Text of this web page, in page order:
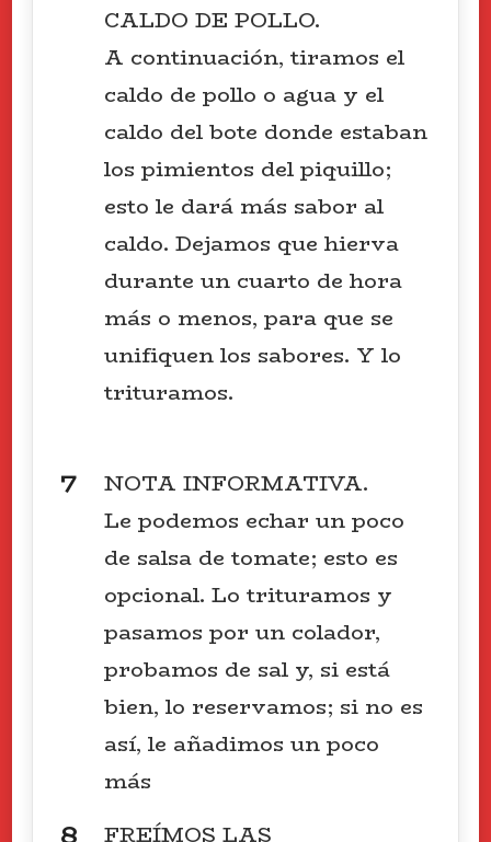
CALDO DE POLLO.
A continuación, tiramos el
caldo de pollo o agua y el
caldo del bote donde estaban
los pimientos del piquillo;
esto le dará más sabor al
caldo. Dejamos que hierva
durante un cuarto de hora
más o menos, para que se
unifiquen los sabores. Y lo
trituramos.
NOTA INFORMATIVA.
Le podemos echar un poco
de salsa de tomate; esto es
opcional. Lo trituramos y
pasamos por un colador,
probamos de sal y, si está
bien, lo reservamos; si no es
así, le añadimos un poco
más
FREÍMOS LAS